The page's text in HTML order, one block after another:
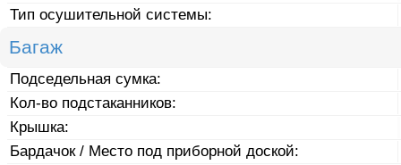
Тип осушительной системы:
Багаж
Подседельная сумка:
Кол-во подстаканников:
Крышка:
Бардачок / Место под приборной доской: